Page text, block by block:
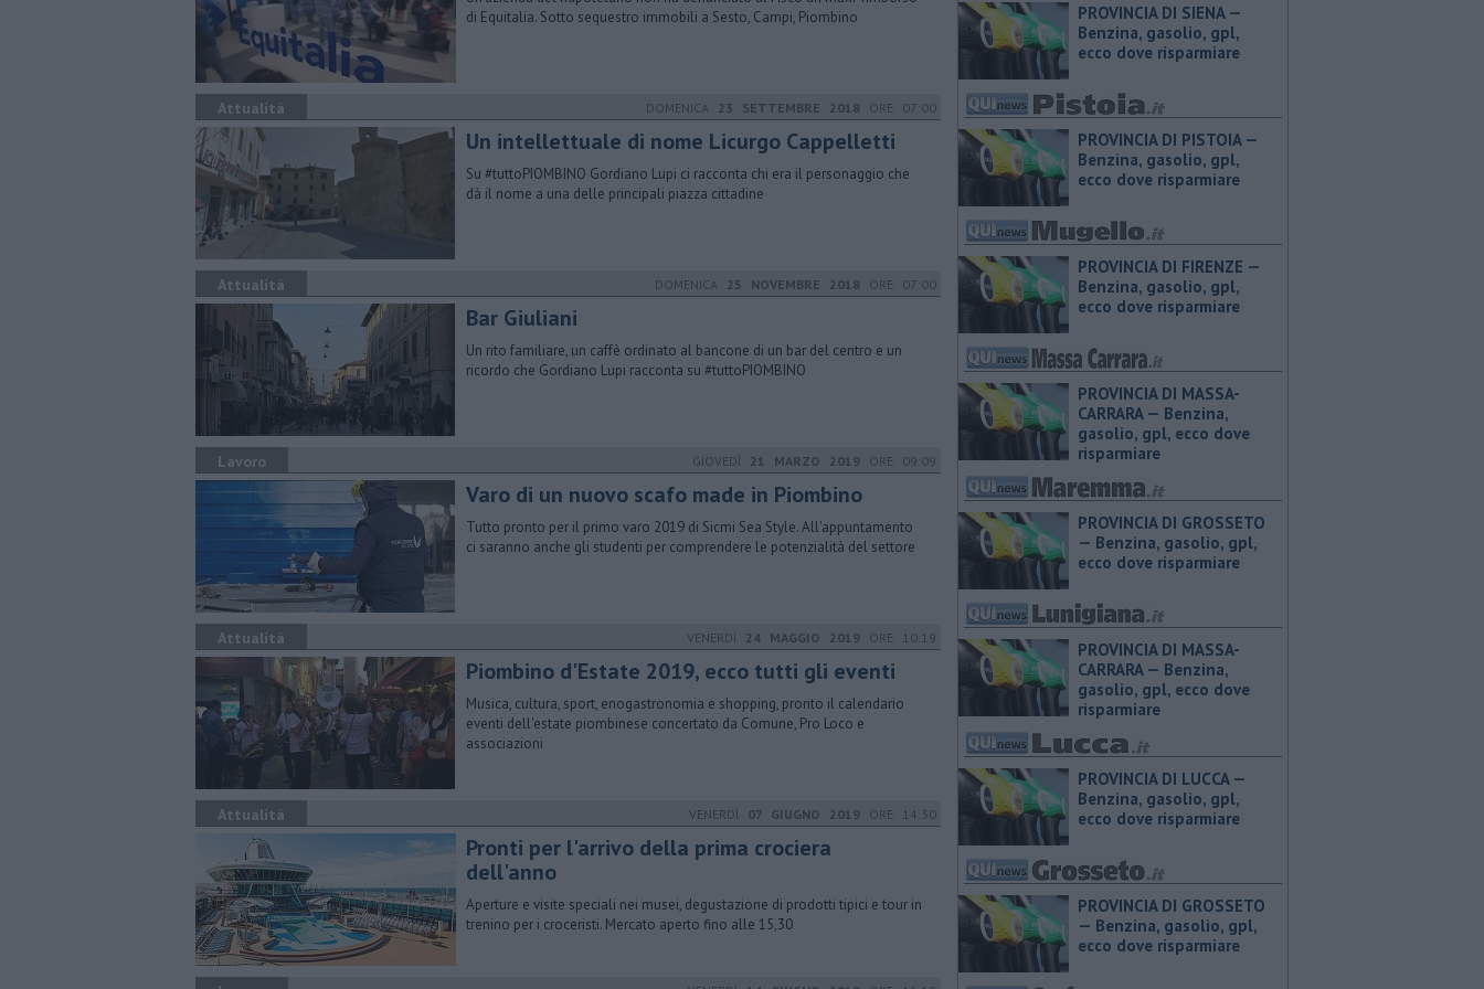
di Equitalia. Sotto sequestro immobili a Sesto, Campi, Piombino
Attualità DOMENICA 23 SETTEMBRE 2018 ORE 07:00
Un intellettuale di nome Licurgo Cappelletti
Su #tuttoPIOMBINO Gordiano Lupi ci racconta chi era il personaggio che
dà il nome a una delle principali piazza cittadine
Attualità DOMENICA 25 NOVEMBRE 2018 ORE 07:00
Bar Giuliani
Un rito familiare, un caffè ordinato al bancone di un bar del centro e un
ricordo che Gordiano Lupi racconta su #tuttoPIOMBINO
Lavoro GIOVEDÌ 21 MARZO 2019 ORE 09:09
Varo di un nuovo scafo made in Piombino
Tutto pronto per il primo varo 2019 di Sicmi Sea Style. All'appuntamento
ci saranno anche gli studenti per comprendere le potenzialità del settore
Attualità VENERDÌ 24 MAGGIO 2019 ORE 10:19
Piombino d'Estate 2019, ecco tutti gli eventi
Musica, cultura, sport, enogastronomia e shopping, pronto il calendario
eventi dell'estate piombinese concertato da Comune, Pro Loco e
associazioni
Attualità VENERDÌ 07 GIUGNO 2019 ORE 14:30
Pronti per l'arrivo della prima crociera
dell'anno
Aperture e visite speciali nei musei, degustazione di prodotti tipici e tour in
trenino per i croceristi. Mercato aperto fino alle 15,30
PROVINCIA DI SIENA — ​
Benzina, gasolio, gpl,
ecco dove risparmiare
PROVINCIA DI PISTOIA — ​
Benzina, gasolio, gpl,
ecco dove risparmiare
PROVINCIA DI FIRENZE — ​
Benzina, gasolio, gpl,
ecco dove risparmiare
PROVINCIA DI MASSA-
CARRARA — ​Benzina,
gasolio, gpl, ecco dove
risparmiare
PROVINCIA DI GROSSETO
— ​Benzina, gasolio, gpl,
ecco dove risparmiare
PROVINCIA DI MASSA-
CARRARA — ​Benzina,
gasolio, gpl, ecco dove
risparmiare
PROVINCIA DI LUCCA — ​
Benzina, gasolio, gpl,
ecco dove risparmiare
PROVINCIA DI GROSSETO
— ​Benzina, gasolio, gpl,
ecco dove risparmiare